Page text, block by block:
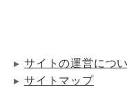
サイトの運営につ
サイトマップ